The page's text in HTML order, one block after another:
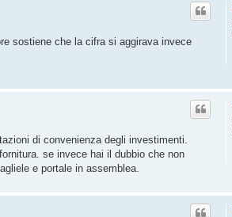
sostiene che la cifra si aggirava invece
di convenienza degli investimenti.
se invece hai il dubbio che non
e portale in assemblea.